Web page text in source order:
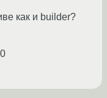
как и builder?